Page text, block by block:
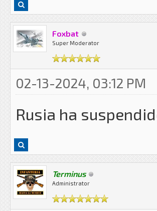
Foxbat
Super Moderator
02-13-2024, 03:12 PM
Rusia ha
Terminus
Administrator